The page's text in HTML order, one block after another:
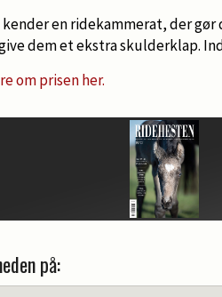
kender en ridekammerat, der
dem et ekstra skulderklap.
om prisen her.
på: